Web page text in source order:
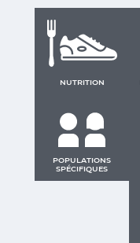
NUTRITION
POPULATIONS
SPÉCIFIQUES